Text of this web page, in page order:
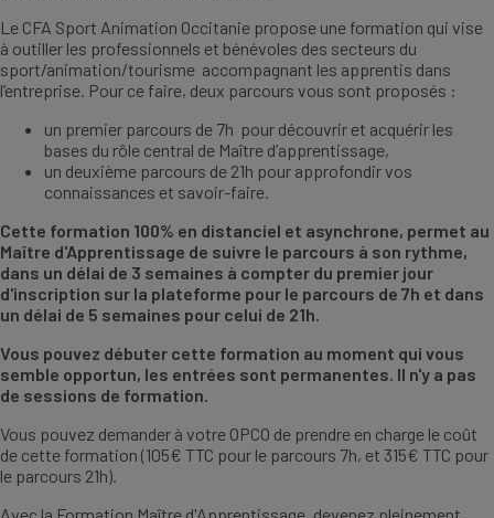
Le CFA Sport Animation Occitanie propose une formation qui vise
à outiller les professionnels et bénévoles des secteurs du
sport/animation/tourisme accompagnant les apprentis dans
l’entreprise. Pour ce faire, deux parcours vous sont proposés :
un premier parcours de 7h pour découvrir et acquérir les
bases du rôle central de Maître d’apprentissage,
un deuxième parcours de 21h pour approfondir vos
connaissances et savoir-faire.
Cette formation 100% en distanciel et asynchrone, permet au
Maître d'Apprentissage de suivre le parcours à son rythme,
dans un délai de 3 semaines à compter du premier jour
d'inscription sur la plateforme pour le parcours de 7h et dans
un délai de 5 semaines pour celui de 21h.
Vous pouvez débuter cette formation au moment qui vous
semble opportun, les entrées sont permanentes. Il n'y a pas
de sessions de formation.
Vous pouvez demander à votre OPCO de prendre en charge le coût
de cette formation (105€ TTC pour le parcours 7h, et 315€ TTC pour
le parcours 21h).